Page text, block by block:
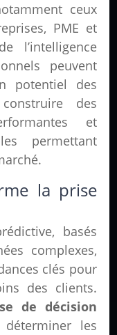
ceux
PME et
l’intelligence
peuvent
potentiel des
des
et
permettant
la prise
basés
complexes,
clés pour
des clients.
de décision
déterminer les